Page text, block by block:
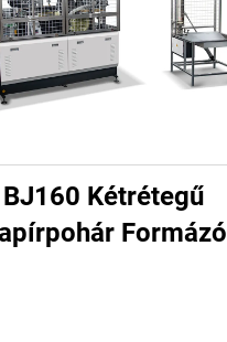
BJ160 Kétrétegű
Formázó